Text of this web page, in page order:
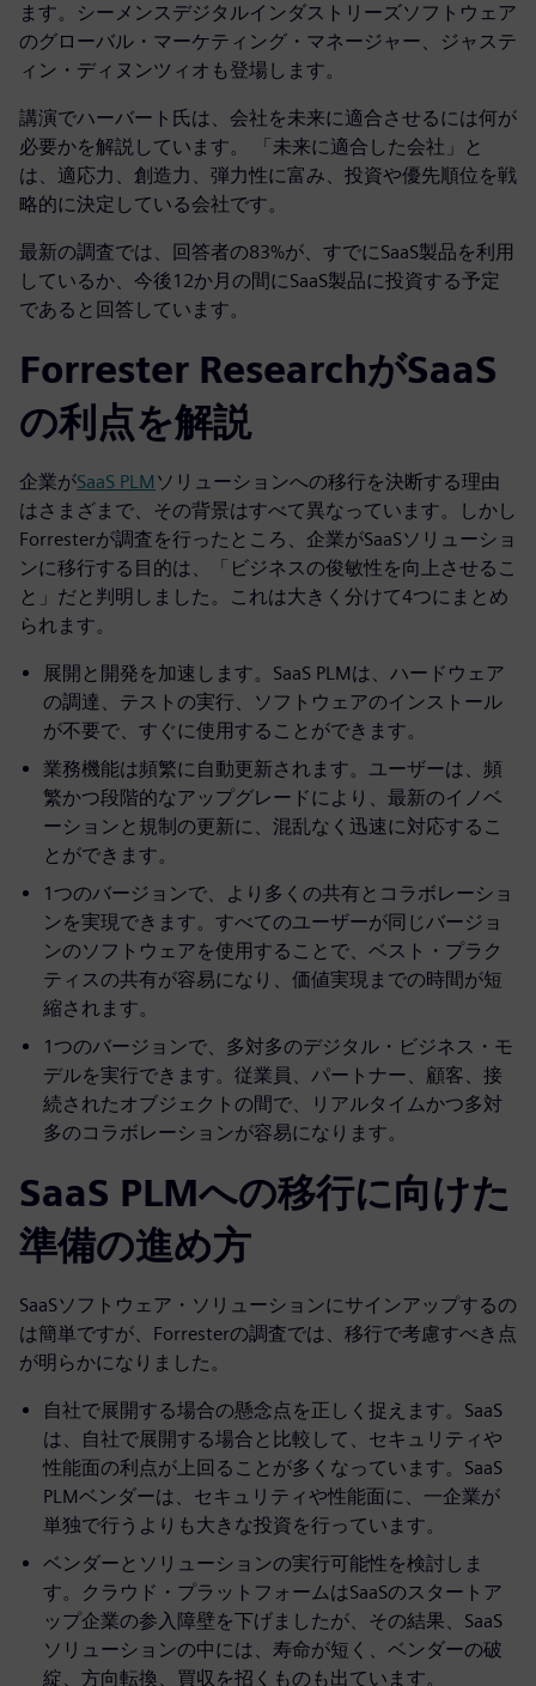
ます。シーメンスデジタルインダストリーズソフトウェア
のグローバル・マーケティング・マネージャー、ジャステ
ィン・ディヌンツィオも登場します。
講演でハーバート氏は、会社を未来に適合させるには何が
必要かを解説しています。 「未来に適合した会社」と
は、適応力、創造力、弾力性に富み、投資や優先順位を戦
略的に決定している会社です。
最新の調査では、回答者の83%が、すでにSaaS製品を利用
しているか、今後12か月の間にSaaS製品に投資する予定
であると回答しています。
Forrester ResearchがSaaS
の利点を解説
企業がSaaS PLM ソリューションへの移行を決断する理由
はさまざまで、その背景はすべて異なっています。しかし
Forresterが調査を行ったところ、企業がSaaSソリューショ
ンに移行する目的は、「ビジネスの俊敏性を向上させるこ
と」だと判明しました。これは大きく分けて4つにまとめ
られます。
展開と開発を加速します。SaaS PLMは、ハードウェア
の調達、テストの実行、ソフトウェアのインストール
が不要で、すぐに使用することができます。
業務機能は頻繁に自動更新されます。ユーザーは、頻
繁かつ段階的なアップグレードにより、最新のイノベ
ーションと規制の更新に、混乱なく迅速に対応するこ
とができます。
1つのバージョンで、より多くの共有とコラボレーショ
ンを実現できます。すべてのユーザーが同じバージョ
ンのソフトウェアを使用することで、ベスト・プラク
ティスの共有が容易になり、価値実現までの時間が短
縮されます。
1つのバージョンで、多対多のデジタル・ビジネス・モ
デルを実行できます。従業員、パートナー、顧客、接
続されたオブジェクトの間で、リアルタイムかつ多対
多のコラボレーションが容易になります。
SaaS PLMへの移行に向けた
準備の進め方
SaaSソフトウェア・ソリューションにサインアップするの
は簡単ですが、Forresterの調査では、移行で考慮すべき点
が明らかになりました。
自社で展開する場合の懸念点を正しく捉えます。SaaS
は、自社で展開する場合と比較して、セキュリティや
性能面の利点が上回ることが多くなっています。SaaS
PLMベンダーは、セキュリティや性能面に、一企業が
単独で行うよりも大きな投資を行っています。
ベンダーとソリューションの実行可能性を検討しま
す。クラウド・プラットフォームはSaaSのスタートア
ップ企業の参入障壁を下げましたが、その結果、SaaS
ソリューションの中には、寿命が短く、ベンダーの破
綻、方向転換、買収を招くものも出ています。